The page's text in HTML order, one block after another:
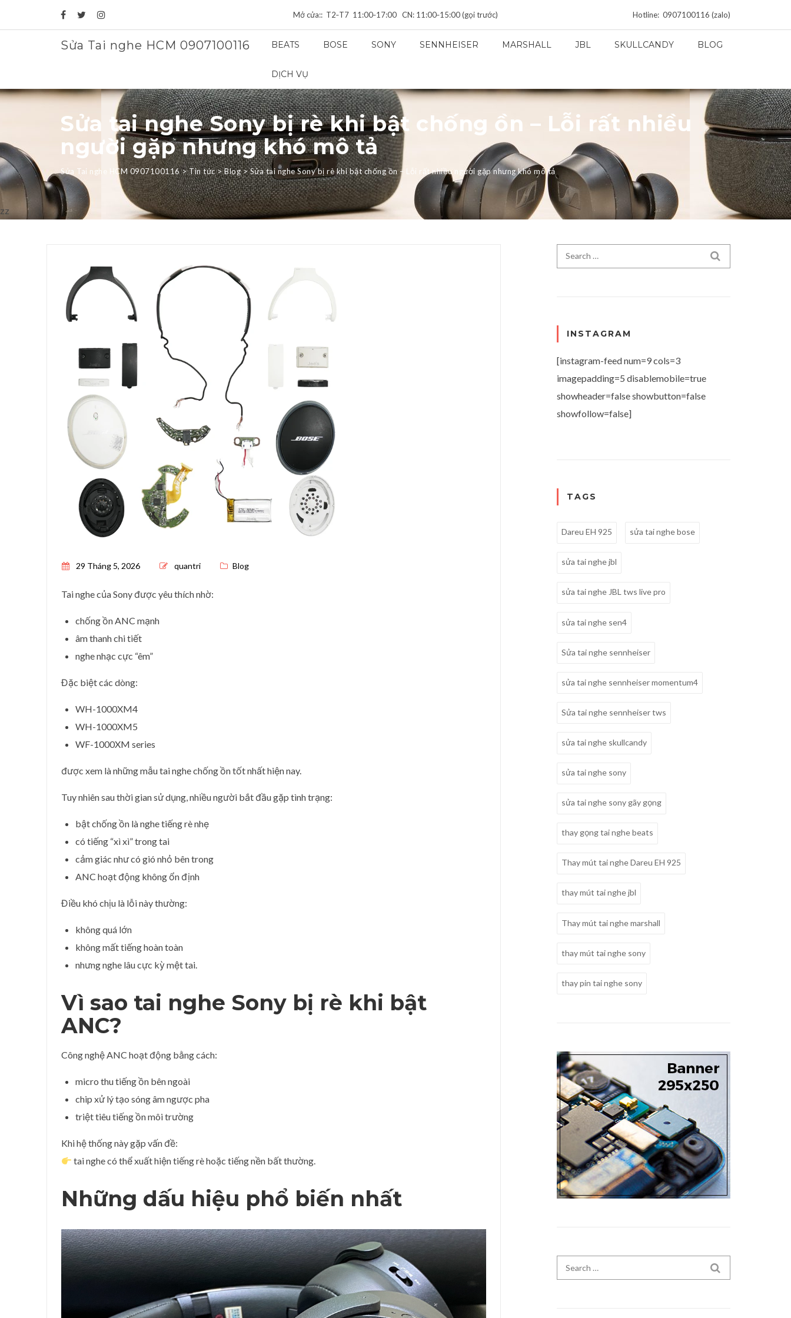
Mở cửa:: T2‑T7 11:00‑17:00 CN: 11:00‑15:00 (gọi trước) Hotline: 0907100116 (zalo)
Sửa Tai nghe HCM 0907100116 BEATS BOSE SONY SENNHEISER MARSHALL JBL SKULLCANDY BLOG
DỊCH VỤ
Sửa tai nghe Sony bị rè khi bật chống ồn – Lỗi rất nhiều
người gặp nhưng khó mô tả
Sửa Tai nghe HCM 0907100116>Tin tức>Blog>Sửa tai nghe Sony bị rè khi bật chống ồn – Lỗi rất nhiều người gặp nhưng khó mô tả
zz
Posted on
29 Tháng 5, 2026 quantri Blog
Tai nghe củaSonyđược yêu thích nhờ:
chống ồn ANC mạnh
âm thanh chi tiết
nghe nhạc cực “êm”
Đặc biệt các dòng:
WH-1000XM4
WH-1000XM5
WF-1000XM series
được xem là những mẫu tai nghe chống ồn tốt nhất hiện nay.
Tuy nhiên sau thời gian sử dụng, nhiều người bắt đầu gặp tình trạng:
bật chống ồn là nghe tiếng rè nhẹ
có tiếng “xì xì” trong tai
cảm giác như có gió nhỏ bên trong
ANC hoạt động không ổn định
Điều khó chịu là lỗi này thường:
không quá lớn
không mất tiếng hoàn toàn
nhưng nghe lâu cực kỳ mệt tai.
Vì sao tai nghe Sony bị rè khi bật
ANC?
Công nghệ ANC hoạt động bằng cách:
micro thu tiếng ồn bên ngoài
chip xử lý tạo sóng âm ngược pha
triệt tiêu tiếng ồn môi trường
Khi hệ thống này gặp vấn đề:
tai nghe có thể xuất hiện tiếng rè hoặc tiếng nền bất thường.
Những dấu hiệu phổ biến nhất
Search for:
INSTAGRAM
[instagram-feed num=9 cols=3
imagepadding=5 disablemobile=true
showheader=false showbutton=false
showfollow=false]
TAGS
Dareu EH 925 sửa tai nghe bose
sửa tai nghe jbl
sửa tai nghe JBL tws live pro
sửa tai nghe sen4
Sửa tai nghe sennheiser
sửa tai nghe sennheiser momentum4
Sửa tai nghe sennheiser tws
sửa tai nghe skullcandy
sửa tai nghe sony
sửa tai nghe sony gãy gọng
thay gọng tai nghe beats
Thay mút tai nghe Dareu EH 925
thay mút tai nghe jbl
Thay mút tai nghe marshall
thay mút tai nghe sony
thay pin tai nghe sony
Search for: